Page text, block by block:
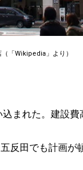
「Wikipedia」より）
まれた。建設
反田でも計画